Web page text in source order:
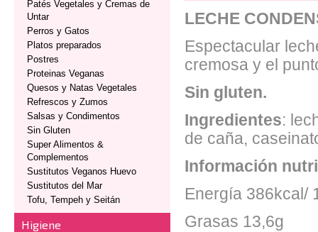
Patés Vegetales y Cremas de
Untar
Perros y Gatos
Platos preparados
Postres
Proteinas Veganas
Quesos y Natas Vegetales
Refrescos y Zumos
Salsas y Condimentos
Sin Gluten
Super Alimentos &
Complementos
Sustitutos Veganos Huevo
Sustitutos del Mar
Tofu, Tempeh y Seitán
Higiene
LECHE
Espectacular
cremosa y el
Sin gluten.
Ingredientes:
de caña,
Información
Energía 386kcal/
Grasas 13,6g